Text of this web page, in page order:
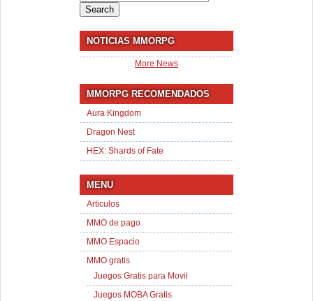
for:
NOTICIAS MMORPG
More News
MMORPG RECOMENDADOS
Aura Kingdom
Dragon Nest
HEX: Shards of Fate
MENU
Articulos
MMO de pago
MMO Espacio
MMO gratis
Juegos Gratis para Movil
Juegos MOBA Gratis